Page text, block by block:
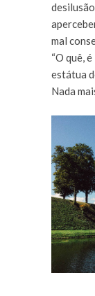
mal
“O quê,
estátua
Nada